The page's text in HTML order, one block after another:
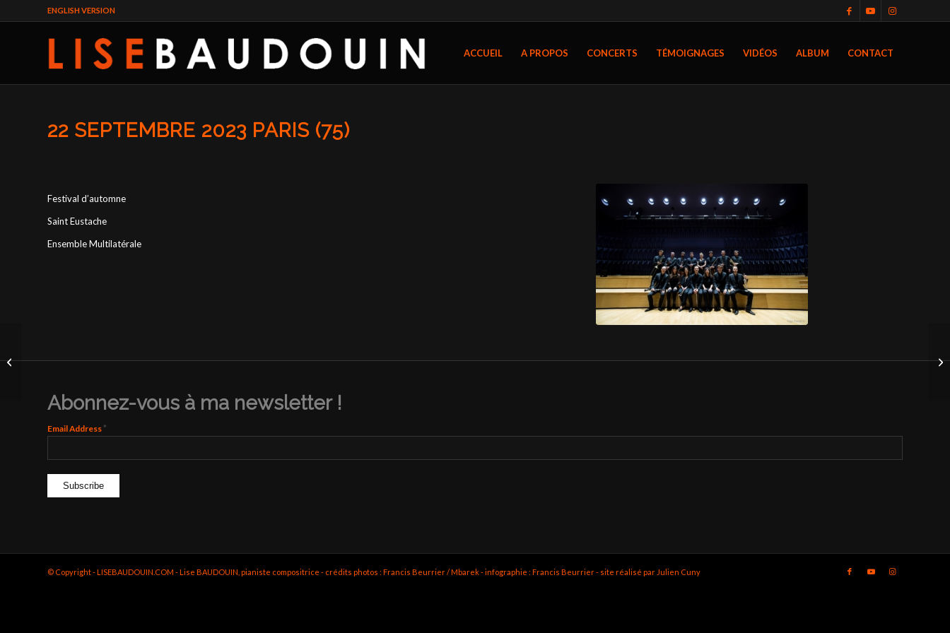
ENGLISH VERSION
ACCUEIL A PROPOS CONCERTS TÉMOIGNAGES VIDÉOS ALBUM CONTACT
22 SEPTEMBRE 2023 PARIS (75)
Festival d’automne
Saint Eustache
Ensemble Multilatérale
Abonnez-vous à ma newsletter !
Email Address *
© Copyright - LISEBAUDOUIN.COM - Lise BAUDOUIN, pianiste compositrice - crédits photos : Francis Beurrier / Mbarek - infographie : Francis Beurrier - site réalisé par Julien Cuny